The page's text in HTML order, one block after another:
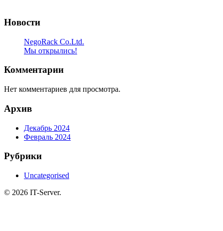
Новости
NegoRack Co.Ltd.
Мы открылись!
Комментарии
Нет комментариев для просмотра.
Архив
Декабрь 2024
Февраль 2024
Рубрики
Uncategorised
© 2026 IT-Server.